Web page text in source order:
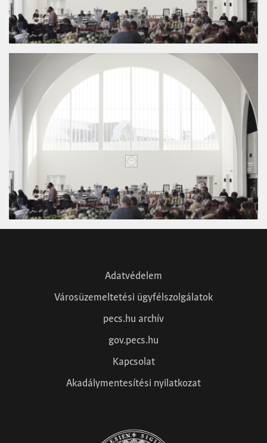
Adatvédelem
Városüzemeltetési ügyfélszolgálatok
pecs.hu archív
gov.pecs.hu
Kapcsolat
Akadálymentesítési nyilatkozat